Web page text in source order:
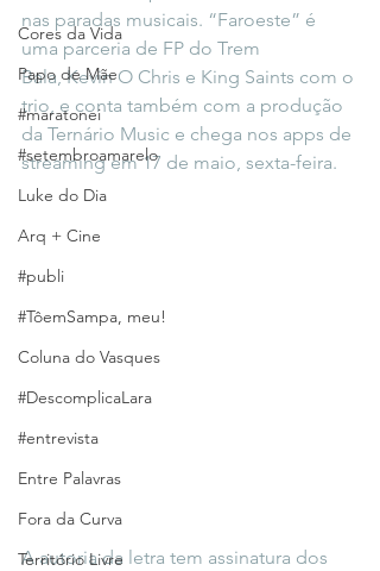
Cores da Vida
Papo de Mãe
#maratonei
#setembroamarelo
Luke do Dia
Arq + Cine
#publi
#TôemSampa, meu!
Coluna do Vasques
#DescomplicaLara
#entrevista
Entre Palavras
Fora da Curva
Território Livre
nas paradas musicais. “Faroeste” é
uma parceria de FP do Trem
Bala, Kevin O Chris e King Saints com o
trio, e conta também com a produção
da Ternário Music e chega nos apps de
streaming em 17 de maio, sexta-feira.
A autoria da letra tem assinatura dos